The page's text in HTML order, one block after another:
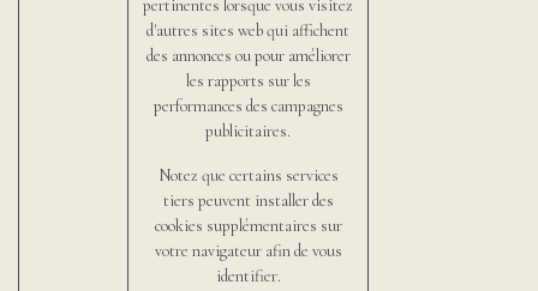
pertinentes lorsque vous visitez
d'autres sites web qui affichent
des annonces ou pour améliorer
les rapports sur les
performances des campagnes
publicitaires.
Notez que certains services
tiers peuvent installer des
cookies supplémentaires sur
votre navigateur afin de vous
identifier.